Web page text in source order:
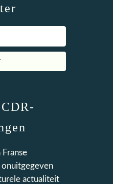
Franse
onuitgegeven
actualiteit